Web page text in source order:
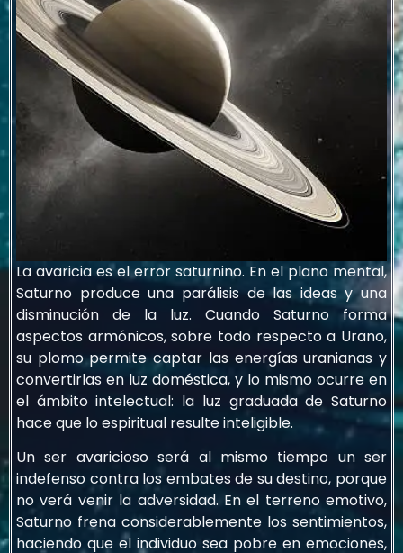
La avaricia es el error saturnino. En el plano mental,
Saturno produce una parálisis de las ideas y una
disminución de la luz. Cuando Saturno forma
aspectos armónicos, sobre todo respecto a Urano,
su plomo permite captar las energías uranianas y
convertirlas en luz doméstica, y lo mismo ocurre en
el ámbito intelectual: la luz graduada de Saturno
hace que lo espiritual resulte inteligible.
Un ser avaricioso será al mismo tiempo un ser
indefenso contra los embates de su destino, porque
no verá venir la adversidad. En el terreno emotivo,
Saturno frena considerablemente los sentimientos,
haciendo que el individuo sea pobre en emociones,